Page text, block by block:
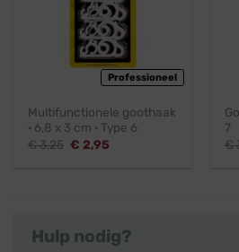
Professioneel
Multifunctionele goothaak
· 6,8 x 3 cm · Type 6
€3,25 Oorspronkelijke
€ 2,95
7
€
Hulp nodig?